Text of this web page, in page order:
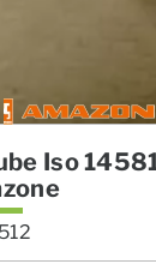
Iso